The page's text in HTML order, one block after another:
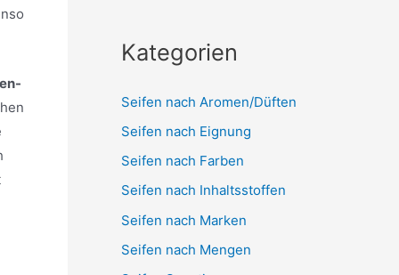
Kategorien
Seifen nach Aromen/Düften
Seifen nach Eignung
Seifen nach Farben
Seifen nach Inhaltsstoffen
Seifen nach Marken
Seifen nach Mengen